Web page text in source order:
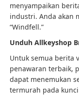
menyampaikan
industri. Anda akan
“Windfell.”
Unduh Allkeyshop
Untuk semua berita
penawaran terbaik,
dapat menemukan
termurah pada